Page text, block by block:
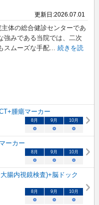
更新日:2026.07.01
体の総合健診センターであ
強みである当院では、二次
スムーズな手配... 続きを読
腫瘍マーカー
8月 9月 10月
○ ○ ○
ーカー
8月 9月 10月
○ ○ ○
腸内視鏡検査)+脳ドック
8月 9月 10月
○ ○ ○